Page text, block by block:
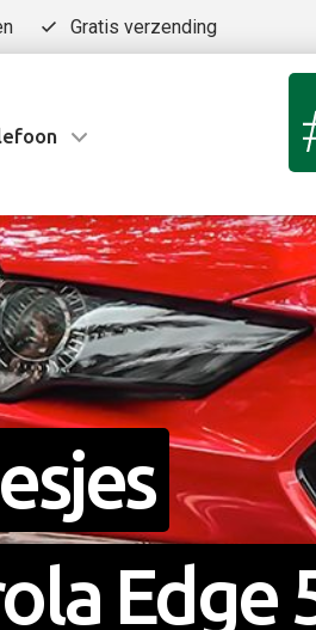
Gratis verzending
Edge